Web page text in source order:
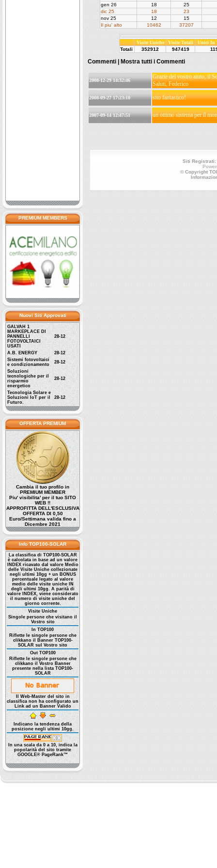
PREMIUM MEMBERS
Nuovi Siti Approvati
GALVAH 1
MARKEPLACE DI
PANNELLI
FOTOVOLTAICI
USATI
28-12
A.B. ENERGY
28-12
Sistemi fotovoltaici
e condizionamento
28-12
Soluzioni
tecnologiche per il
risparmio
energetico
28-12
Tecnologia Solare e
Soluzioni IoT per il
Futuro.
28-12
OFFERTA PREMIUM
Cambia il tuo profilo in
PREMIUM MEMBER
Piu' visibilita' per il tuo SITO
WEB !!
APPROFITTA DELL'ESCLUSIVA
OFFERTA DI 0,50
Euro/Settimana valida fino a
Dicembre 2021
Info TOP100-SOLAR
La classifica di TOP100-SOLAR
è calcolata in base ad un valore
INDEX ricavato dal valore Medio
delle Visite Uniche collezionate
negli ultimi 10gg + un BONUS
percentuale legato al valore
medio delle visite uniche IN
degli ultimi 10gg. A parità di
valore INDEX, viene considerato
il numero di visite uniche del
giorno corrente.
Visite Uniche
Singole persone che visitano il
Vostro sito
In TOP100
Riflette le singole persone che
clikkano il Banner TOP100-
SOLAR sul Vostro sito
Out TOP100
Riflette le singole persone che
clikkano il Vostro Banner
presente nella lista TOP100-
SOLAR
Il Web-Master del sito in
classifica non ha configurato un
Link ad un Banner Valido
Indicano la tendenza della
posizione negli ultimi 10gg.
In una scala da 0 a 10, indica la
popolarità del sito tramite
GOOGLE® PageRank™
gen 26
18
25
dic 25
18
23
nov 25
12
15
Il piu' alto
10462 37207
Visite Uniche Visite Totali
Unici In
Totali
352912 947419
Commenti | Mostra tutti i Commenti
2008-12-29 14:32:46
Grazie del vostro aiuto, il
Saluti, Federico
2008-09-27 17:23:10 sito fantastico!
2007-09-14 12:47:51 un ottimo sistema per il
Siti
© Copyright